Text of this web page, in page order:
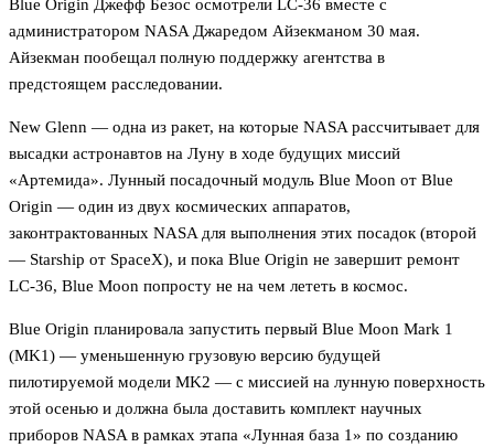
Blue Origin Джефф Безос осмотрели LC-36 вместе с
администратором NASA Джаредом Айзекманом 30 мая.
Айзекман пообещал полную поддержку агентства в
предстоящем расследовании.
New Glenn — одна из ракет, на которые NASA рассчитывает для
высадки астронавтов на Луну в ходе будущих миссий
«Артемида». Лунный посадочный модуль Blue Moon от Blue
Origin — один из двух космических аппаратов,
законтрактованных NASA для выполнения этих посадок (второй
— Starship от SpaceX), и пока Blue Origin не завершит ремонт
LC-36, Blue Moon попросту не на чем лететь в космос.
Blue Origin планировала запустить первый Blue Moon Mark 1
(MK1) — уменьшенную грузовую версию будущей
пилотируемой модели MK2 — с миссией на лунную поверхность
этой осенью и должна была доставить комплект научных
приборов NASA в рамках этапа «Лунная база 1» по созданию